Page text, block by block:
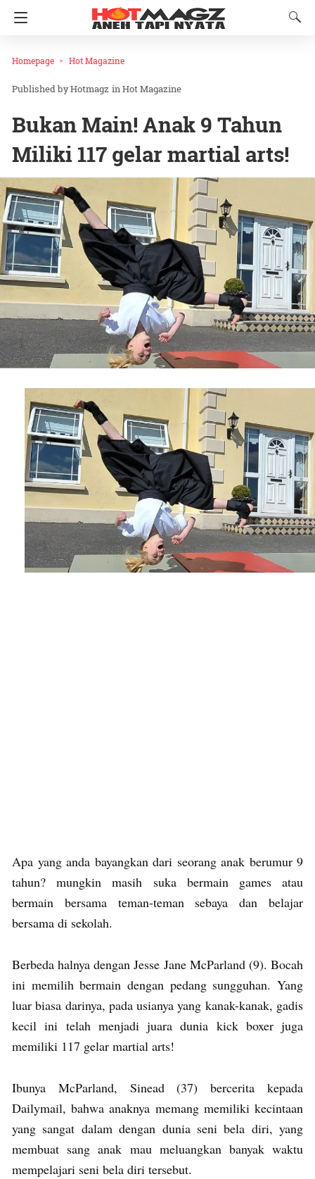
Homepage Hot Magazine
Hotmagz inHot Magazine
Bukan Main! Anak 9 Tahun
Miliki 117 gelar martial arts!
Apa yang anda bayangkan dari seorang anak berumur 9
tahun? mungkin masih suka bermain games atau
bermain bersama teman-teman sebaya dan belajar
bersama di sekolah.
Berbeda halnya dengan Jesse Jane McParland (9). Bocah
ini memilih bermain dengan pedang sungguhan. Yang
luar biasa darinya, pada usianya yang kanak-kanak, gadis
kecil ini telah menjadi juara dunia kick boxer juga
memiliki 117 gelar martial arts!
Ibunya McParland, Sinead (37) bercerita kepada
Dailymail, bahwa anaknya memang memiliki kecintaan
yang sangat dalam dengan dunia seni bela diri, yang
membuat sang anak mau meluangkan banyak waktu
mempelajari seni bela diri tersebut.